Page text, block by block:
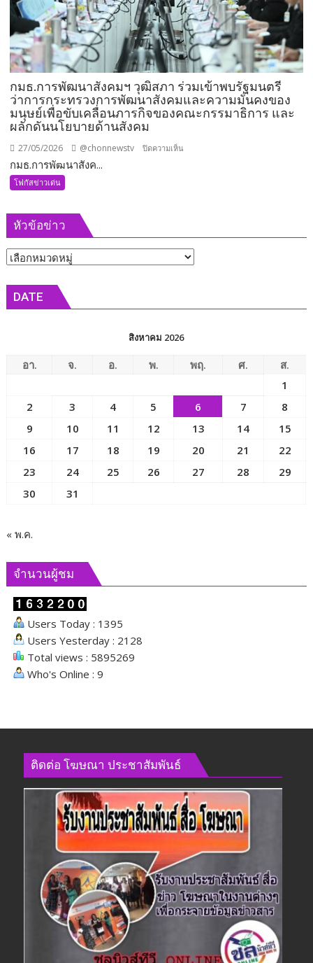
พร้อม
ลุย
งาน
ทันที
กมธ.การพัฒนาสังคมฯ วุฒิสภา ร่วมเข้าพบรัฐมนตรี
ว่าการกระทรวงการพัฒนาสังคมและความมั่นคงของ
มนุษย์เพื่อขับเคลื่อนภารกิจของคณะกรรมาธิการ และ
ผลักดันนโยบายด้านสังคม
27/05/2026 @chonnewstv ปิดความเห็น
เข้า
พบ
และ
มั่นคง
ของ
มนุษย์
ขับ
เคลื่อน
กมธ.การพัฒนาสังค...
โฟกัสข่าวเด่น
หัวข้อข่าว
หัวข้อ
DATE
สิงหาคม 2026
อา. จ. อ. พ. พฤ. ศ.
ส.
1
2
3 4 5 6 7
8
9
10 11 12 13 14
15
16
17 18 19 20 21
22
23
24 25 26 27 28
29
30
31
« พ.ค.
จำนวนผู้ชม
Users Today : 1395
Users Yesterday : 2128
Total views : 5895269
Who's Online : 9
ติดต่อ​ โฆษณา​ ประชาสัมพันธ์